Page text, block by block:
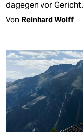
dagegen vor Gericht.
Von Reinhard Wolff